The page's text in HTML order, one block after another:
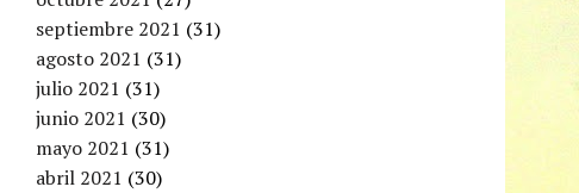
septiembre 2021 (31)
agosto 2021 (31)
julio 2021 (31)
junio 2021 (30)
mayo 2021 (31)
abril 2021 (30)